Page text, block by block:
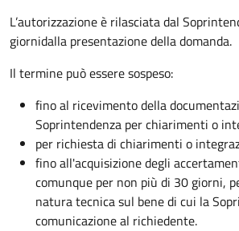
L’autorizzazione è rilasciata dal
giornidalla presentazione della domanda.
Il termine può essere sospeso:
fino al ricevimento della
Soprintendenza per chiarimenti o
per richiesta di chiarimenti o
fino all'acquisizione degli
comunque per non più di 30 giorni,
natura tecnica sul bene di cui la
comunicazione al richiedente.